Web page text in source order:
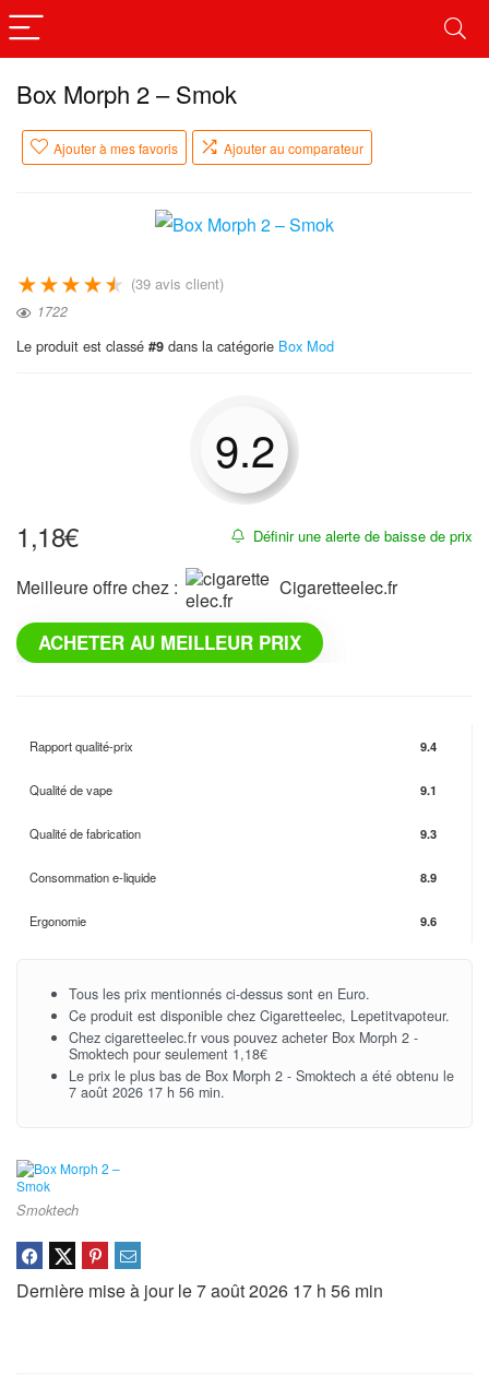
Box Morph 2 – Smok
Ajouter à mes favoris Ajouter au comparateur
★★★★★ (39 avis client)
1722
Le produit est classé #9 dans la catégorie Box Mod
9.2
Définir une alerte de baisse de prix
1,18€
Meilleure offre chez : cigaretteelec.fr
ACHETER AU MEILLEUR PRIX
Rapport qualité-prix 9.4
Qualité de vape 9.1
Qualité de fabrication 9.3
Consommation e-liquide 8.9
Ergonomie 9.6
Tous les prix mentionnés ci-dessus sont en Euro.
Ce produit est disponible chez Cigaretteelec, Lepetitvapoteur.
Chez cigaretteelec.fr vous pouvez acheter Box Morph 2 -
Smoktech pour seulement 1,18€
Le prix le plus bas de Box Morph 2 - Smoktech a été obtenu le
7 août 2026 17 h 56 min.
Smoktech
Dernière mise à jour le 7 août 2026 17 h 56 min